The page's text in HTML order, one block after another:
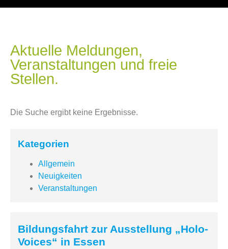
Aktuelle Meldungen,
Veranstaltungen und freie
Stellen.
Die Suche ergibt keine Ergebnisse.
Kategorien
Allgemein
Neuigkeiten
Veranstaltungen
Bildungsfahrt zur Ausstellung „Holo-
Voices“ in Essen